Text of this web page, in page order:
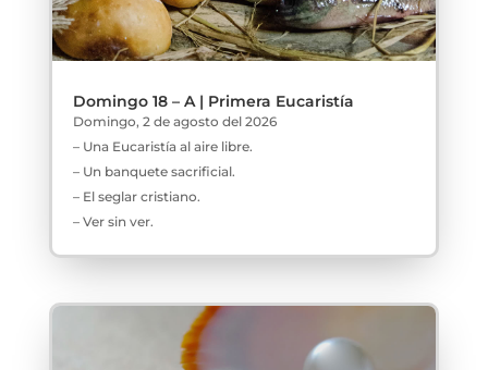
Domingo 18 – A | Primera Eucaristía
Domingo, 2 de agosto del 2026
– Una Eucaristía al aire libre.
– Un banquete sacrificial.
– El seglar cristiano.
– Ver sin ver.